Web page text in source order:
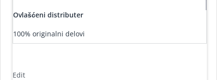
Ovlašćeni distributer
100% originalni delovi
Edit